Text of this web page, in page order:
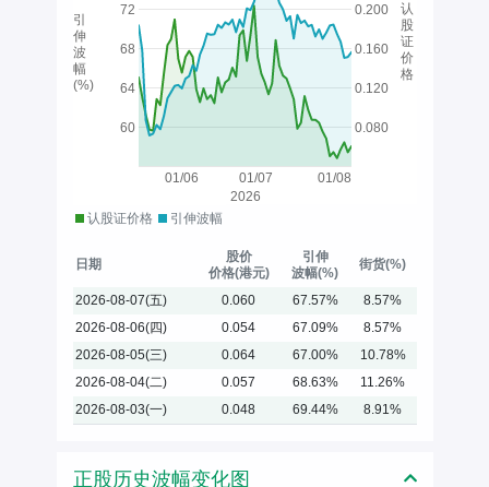
01/06 01/07 01/08
60
64
68
72
0.080
0.120
0.160
0.200
2026
引
伸
波
幅
(%)
认
股
证
价
格
认股证价格 引伸波幅
日期
股价
价格(港元)
引伸
波幅(%)
街货(%)
2026-08-07(五) 0.060 67.57%
8.57%
2026-08-06(四)
0.054 67.09%
8.57%
2026-08-05(三)
0.064 67.00%
10.78%
2026-08-04(二)
0.057 68.63%
11.26%
2026-08-03(一)
0.048 69.44% 8.91%
正股历史波幅变化图